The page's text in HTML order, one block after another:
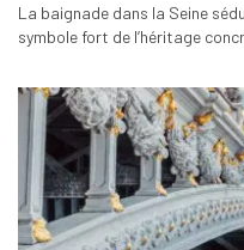
La baignade dans la Seine
symbole fort de l’héritage